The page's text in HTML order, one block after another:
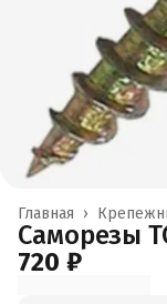
Главная ›
Саморезы
720 ₽